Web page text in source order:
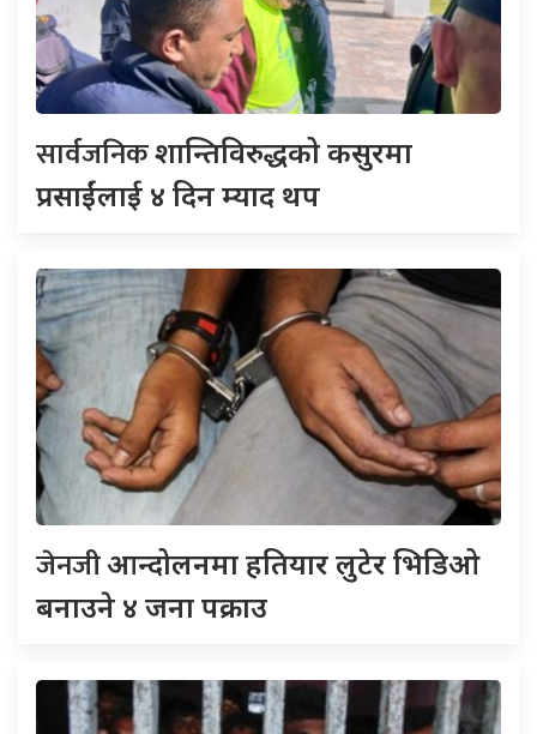
सार्वजनिकशान्तिविरुद्धको कसुरमा
प्रसाईंलाई ४ दिन म्याद थप
जेनजीआन्दोलनमा हतियार लुटेर भिडिओ
बनाउने ४ जना पक्राउ